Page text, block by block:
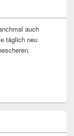
auch
täglich neu